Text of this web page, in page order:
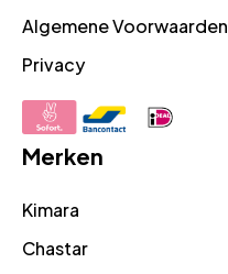
Algemene Voorwaarden
Privacy
Merken
Kimara
Chastar